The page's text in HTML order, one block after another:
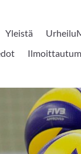
Yleistä